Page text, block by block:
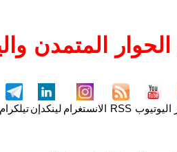
المتمدن
اليوتيوب RSS الانستغرام لينكدإنتيلكرام